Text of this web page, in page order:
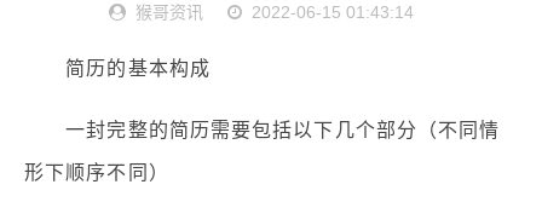
猴哥资讯 2022-06-15 01:43:14
简历的基本构成
一封完整的简历需要包括以下几个部分（不同情
形下顺序不同）